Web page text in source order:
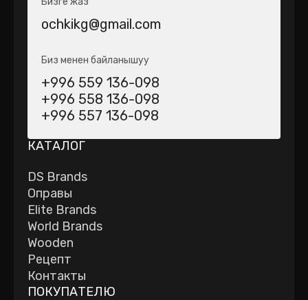
ochkikg@gmail.com
Биз менен байланышуу
+996 559 136-098
+996 558 136-098
+996 557 136-098
КАТАЛОГ
DS Brands
Оправы
Elite Brands
World Brands
Wooden
Рецепт
Контакты
ПОКУПАТЕЛЮ